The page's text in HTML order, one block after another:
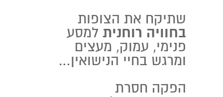
שתיקח את הצופות
בחוויה רוחנית למסע
פנימי, עמוק, מעצים
ומרגש בחיי הנישואין…
הפקה חסרת